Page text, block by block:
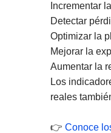
Incrementar
Detectar
Optimizar la
Mejorar la
Aumentar la
Los
reales
👉 Conoce